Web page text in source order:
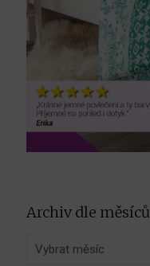
Archiv dle měsíců
dle